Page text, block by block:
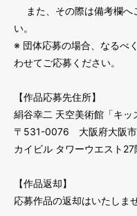
また、その際は備考欄へ
い。
※ 団体応募の場合、なるべ
わせてご応募ください。
【作品応募先住所】
絹谷幸二 天空美術館「キッ
〒531-0076 大阪府大阪
カイビル タワーウエスト27
【作品返却】
応募作品の返却はいたしま